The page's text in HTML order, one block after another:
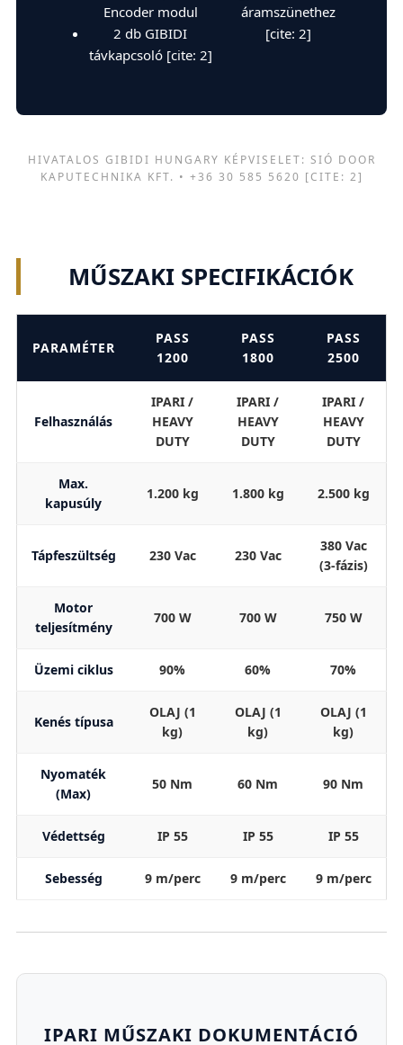
Encoder modul
2 db GIBIDI
távkapcsoló [cite: 2]
áramszünethez
[cite: 2]
HIVATALOS GIBIDI HUNGARY KÉPVISELET: SIÓ DOOR
KAPUTECHNIKA KFT. • +36 30 585 5620 [CITE: 2]
MŰSZAKI SPECIFIKÁCIÓK
PARAMÉTER
PASS
1200
PASS
1800
PASS
2500
Felhasználás
IPARI /
HEAVY
DUTY
IPARI /
HEAVY
DUTY
IPARI /
HEAVY
DUTY
Max.
kapusúly
1.200 kg 1.800 kg 2.500 kg
Tápfeszültség 230 Vac 230 Vac
380 Vac
(3-fázis)
Motor
teljesítmény
700 W 700 W 750 W
Üzemi ciklus 90% 60% 70%
Kenés típusa
OLAJ (1
kg)
OLAJ (1
kg)
OLAJ (1
kg)
Nyomaték
(Max)
50 Nm 60 Nm 90 Nm
Védettség IP 55 IP 55 IP 55
Sebesség 9 m/perc 9 m/perc 9 m/perc
IPARI MŰSZAKI DOKUMENTÁCIÓ